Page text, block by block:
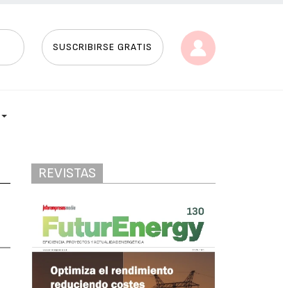
SUSCRIBIRSE GRATIS
REVISTAS